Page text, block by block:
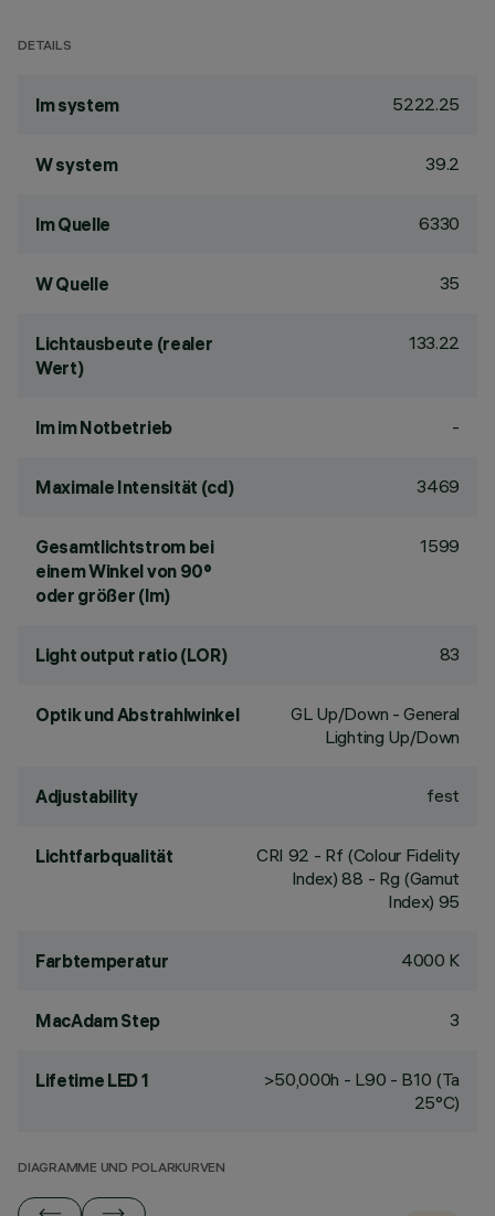
DETAILS
lm system 5222.25
W system 39.2
lm Quelle 6330
W Quelle 35
Lichtausbeute (realer
Wert)
133.22
lm im Notbetrieb -
Maximale Intensität (cd) 3469
Gesamtlichtstrom bei
einem Winkel von 90°
oder größer (lm)
1599
Light output ratio (LOR) 83
Optik und Abstrahlwinkel
GL Up/Down - General
Lighting Up/Down
Adjustability fest
Lichtfarbqualität CRI 92 - Rf (Colour Fidelity
Index) 88 - Rg (Gamut
Index) 95
Farbtemperatur 4000 K
MacAdam Step 3
Lifetime LED 1
>50,000h - L90 - B10 (Ta
25°C)
DIAGRAMME UND POLARKURVEN